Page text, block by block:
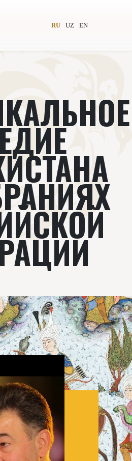
RU UZ EN
Всемирное общество
Новости
Подкасты
Видеолекторий